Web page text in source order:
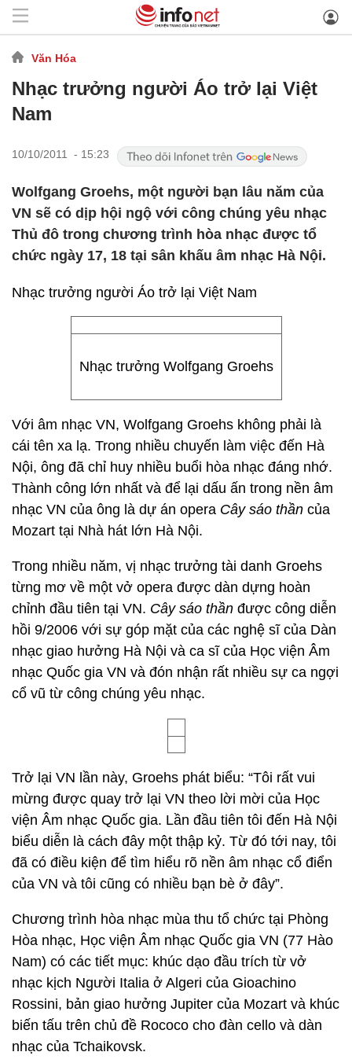
Văn Hóa
Nhạc trưởng người Áo trở lại Việt
Nam
10/10/2011 - 15:23
Wolfgang Groehs, một người bạn lâu năm của
VN sẽ có dịp hội ngộ với công chúng yêu nhạc
Thủ đô trong chương trình hòa nhạc được tổ
chức ngày 17, 18 tại sân khấu âm nhạc Hà Nội.
Nhạc trưởng người Áo trở lại Việt Nam
Nhạc trưởng Wolfgang Groehs
Với âm nhạc VN, Wolfgang Groehs không phải là
cái tên xa lạ. Trong nhiều chuyến làm việc đến Hà
Nội, ông đã chỉ huy nhiều buổi hòa nhạc đáng nhớ.
Thành công lớn nhất và để lại dấu ấn trong nền âm
nhạc VN của ông là dự án opera Cây sáo thần của
Mozart tại Nhà hát lớn Hà Nội.
Trong nhiều năm, vị nhạc trưởng tài danh Groehs
từng mơ về một vở opera được dàn dựng hoàn
chỉnh đầu tiên tại VN. Cây sáo thần được công diễn
hồi 9/2006 với sự góp mặt của các nghệ sĩ của Dàn
nhạc giao hưởng Hà Nội và ca sĩ của Học viện Âm
nhạc Quốc gia VN và đón nhận rất nhiều sự ca ngợi
cổ vũ từ công chúng yêu nhạc.
Trở lại VN lần này, Groehs phát biểu: “Tôi rất vui
mừng được quay trở lại VN theo lời mời của Học
viện Âm nhạc Quốc gia. Lần đầu tiên tôi đến Hà Nội
biểu diễn là cách đây một thập kỷ. Từ đó tới nay, tôi
đã có điều kiện để tìm hiểu rõ nền âm nhạc cổ điển
của VN và tôi cũng có nhiều bạn bè ở đây”.
Chương trình hòa nhạc mùa thu tổ chức tại Phòng
Hòa nhạc, Học viện Âm nhạc Quốc gia VN (77 Hào
Nam) có các tiết mục: khúc dạo đầu trích từ vở
nhạc kịch Người Italia ở Algeri của Gioachino
Rossini, bản giao hưởng Jupiter của Mozart và khúc
biến tấu trên chủ đề Rococo cho đàn cello và dàn
nhạc của Tchaikovsk.